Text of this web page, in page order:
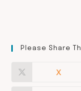
Please Share
X